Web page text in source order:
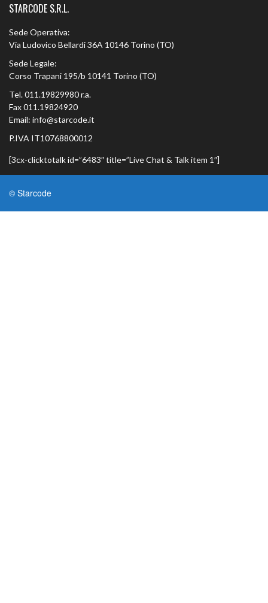
STARCODE S.R.L.
Sede Operativa:
Via Ludovico Bellardi 36A 10146 Torino (TO)
Sede Legale:
Corso Trapani 195/b 10141 Torino (TO)
Tel. 011.19829980 r.a.
Fax 011.19824920
Email: info@starcode.it
P.IVA IT10768800012
[3cx-clicktotalk id=”6483″ title=”Live Chat & Talk item 1″]
© Starcode